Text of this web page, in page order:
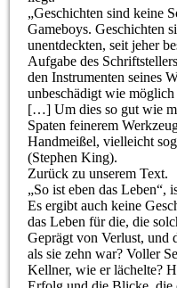
„Geschichten sind keine
Gameboys. Geschichten
unentdeckten, seit jeher
Aufgabe des
den Instrumenten seines
unbeschädigt wie
[…] Um dies so gut wie
Spaten feinerem
Handmeißel, vielleicht
(Stephen King).
Zurück zu unserem Text.
„So ist eben das Leben“,
Es ergibt auch keine
das Leben für die, die
Geprägt von Verlust, und
als sie zehn war? Voller
Kellner, wie er lächelte?